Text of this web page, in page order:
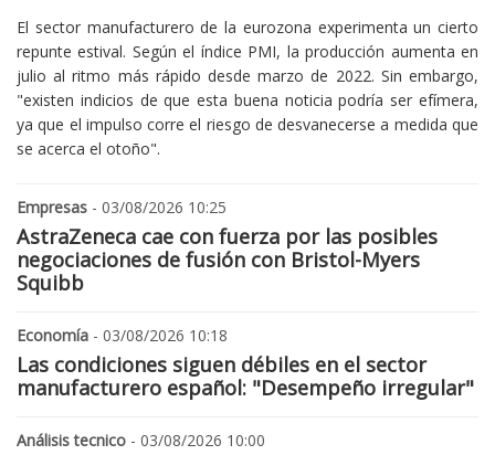
El sector manufacturero de la eurozona experimenta un cierto
repunte estival. Según el índice PMI, la producción aumenta en
julio al ritmo más rápido desde marzo de 2022. Sin embargo,
"existen indicios de que esta buena noticia podría ser efímera,
ya que el impulso corre el riesgo de desvanecerse a medida que
se acerca el otoño".
Empresas - 03/08/2026 10:25
AstraZeneca cae con fuerza por las posibles
negociaciones de fusión con Bristol-Myers
Squibb
Economía - 03/08/2026 10:18
Las condiciones siguen débiles en el sector
manufacturero español: "Desempeño irregular"
Análisis tecnico - 03/08/2026 10:00